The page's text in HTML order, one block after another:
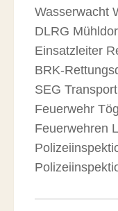
Wasserwacht
DLRG
Einsatzleiter
BRK-
SEG
Feuerwehr
Feuerwehren